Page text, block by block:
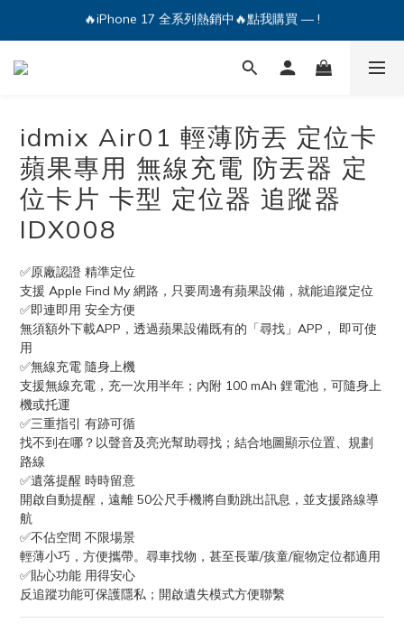
🔥iPhone 17 全系列熱銷中🔥點我購買 — !
💕加入Q哥 Line 新好友領優惠券！🎫
🔥iPhone 17 全系列熱銷中🔥點我購買 — !
idmix Air01 輕薄防丟 定位卡
蘋果專用 無線充電 防丟器 定
位卡片 卡型 定位器 追蹤器
IDX008
✅原廠認證 精準定位
支援 Apple Find My 網路，只要周邊有蘋果設備，就能追蹤定位
✅即連即用 安全方便
無須額外下載APP，透過蘋果設備既有的「尋找」APP， 即可使
用
✅無線充電 隨身上機
支援無線充電，充一次用半年；內附 100 mAh 鋰電池，可隨身上
機或托運
✅三重指引 有跡可循
找不到在哪？以聲音及亮光幫助尋找；結合地圖顯示位置、規劃
路線
✅遺落提醒 時時留意
開啟自動提醒，遠離 50公尺手機將自動跳出訊息，並支援路線導
航
✅不佔空間 不限場景
輕薄小巧，方便攜帶。尋車找物，甚至長輩/孩童/寵物定位都適用
✅貼心功能 用得安心
反追蹤功能可保護隱私；開啟遺失模式方便聯繫